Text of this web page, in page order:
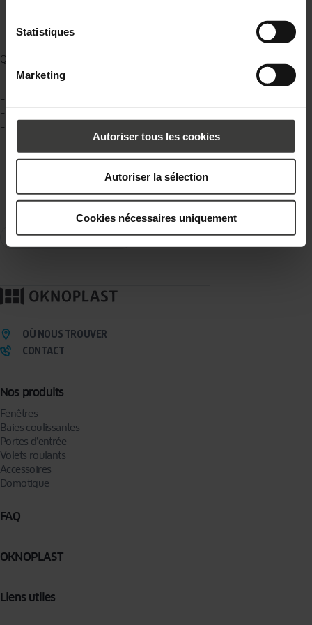
Statistiques
Marketing
Autoriser tous les cookies
Autoriser la sélection
Cookies nécessaires uniquement
Quelle verrière pour votre intérieur ?
– La verrière de cuisine intégrée au mur
– La verrière totalement transparente pour augmenter les volumes
– La verrière mi-structure, mi-verre
SAUVEGARDER
PARTAGER
INSPIRATIONS & TENDANCES
Nos produits
Fenêtres
Baies coulissantes
Portes d’entrée
Volets roulants
Accessoires
Domotique
FAQ
OKNOPLAST
Liens utiles
OÙ NOUS TROUVER
CONTACT